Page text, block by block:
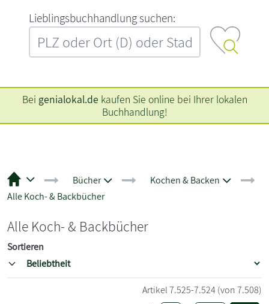
L‍i‍e‍b‍l‍i‍n‍g‍s‍b‍u‍c‍h‍h‍a‍n‍d‍l‍u‍n‍g‍ ‍s‍u‍c‍h‍e‍n‍:‍
Bei genialokal.de kaufen Sie online bei Ihrer lokalen
Buchhandlung!
Bücher
Kochen & Backen
Alle Koch- & Backbücher
Alle Koch- & Backbücher
Sortieren
Artikel7.525-7.524(von 7.508)